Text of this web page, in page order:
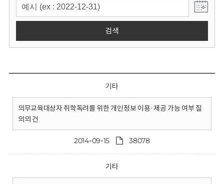
검색
기타
의무교육대상자 취학독려를 위한 개인정보 이용·제공 가능 여부 질
의의 건
2014-09-15 38078
기타